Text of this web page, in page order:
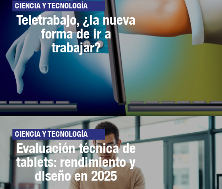
CIENCIA Y TECNOLOGÍA
Teletrabajo, ¿la nueva
forma de ir a
trabajar?
CIENCIA Y TECNOLOGÍA
Evaluación técnica de
tablets: rendimiento y
diseño en 2025